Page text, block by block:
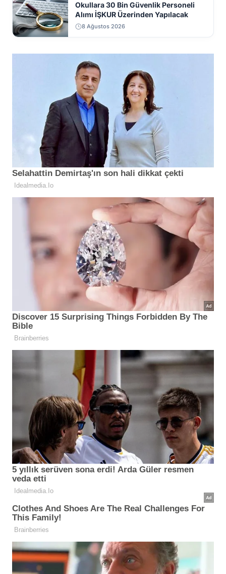
Okullara 30 Bin Güvenlik Personeli
Alımı İŞKUR Üzerinden Yapılacak
8 Ağustos 2026